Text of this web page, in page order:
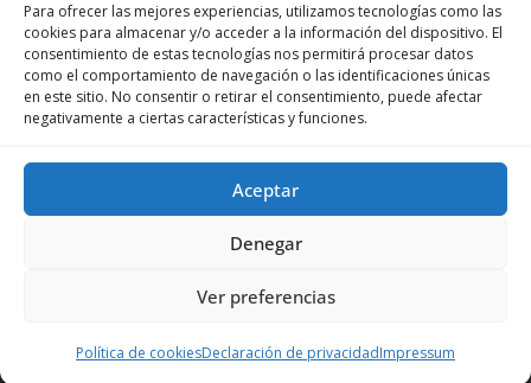
Para ofrecer las mejores experiencias, utilizamos tecnologías como las
cookies para almacenar y/o acceder a la información del dispositivo. El
consentimiento de estas tecnologías nos permitirá procesar datos
como el comportamiento de navegación o las identificaciones únicas
en este sitio. No consentir o retirar el consentimiento, puede afectar
negativamente a ciertas características y funciones.
Aceptar
Denegar
Ver preferencias
Política de cookiesDeclaración de privacidadImpressum
Trámites
Viajar
Vivienda
Vivir
ForoSuiza
Tema: ColorMag por ThemeGrill. Funciona con